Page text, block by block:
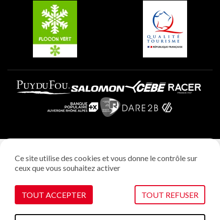
Plagne Villages
Plagne Aime 2000
Gestion des cookies
Ce site utilise des cookies et vous donne le contrôle sur
ceux que vous souhaitez activer
TOUT ACCEPTER TOUT REFUSER